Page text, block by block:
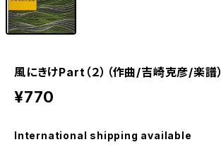
風にきけPart（２）（作曲/吉崎克彦/楽譜）
¥770
International shipping available